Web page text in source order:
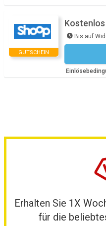
GUTSCHEIN
Bis auf
Erhalten Sie 1X
für die